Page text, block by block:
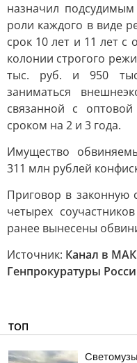
назначил
роли каждого в виде
срок 10 лет и 11 лет с
колонии строгого
тыс. руб. и 950
заниматься
связанной с
сроком на 2 и 3 года.
Имущество
311 млн рублей
Приговор в законную
четырех
ранее вынесены
Источник: Канал в
Генпрокуратуры
ТОП